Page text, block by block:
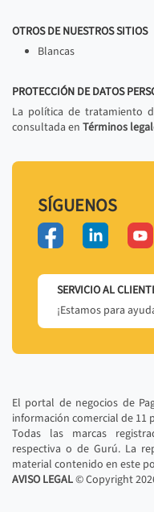
OTROS DE NUESTROS SITIOS
Blancas
PROTECCIÓN DE DATOS
La política de tratamiento
consultada en Términos
SÍGUENOS
SERVICIO AL
¡Estamos para
El portal de negocios de
información comercial de 11
Todas las marcas
respectiva o de Gurú. La
material contenido en este
AVISO LEGAL© Copyright